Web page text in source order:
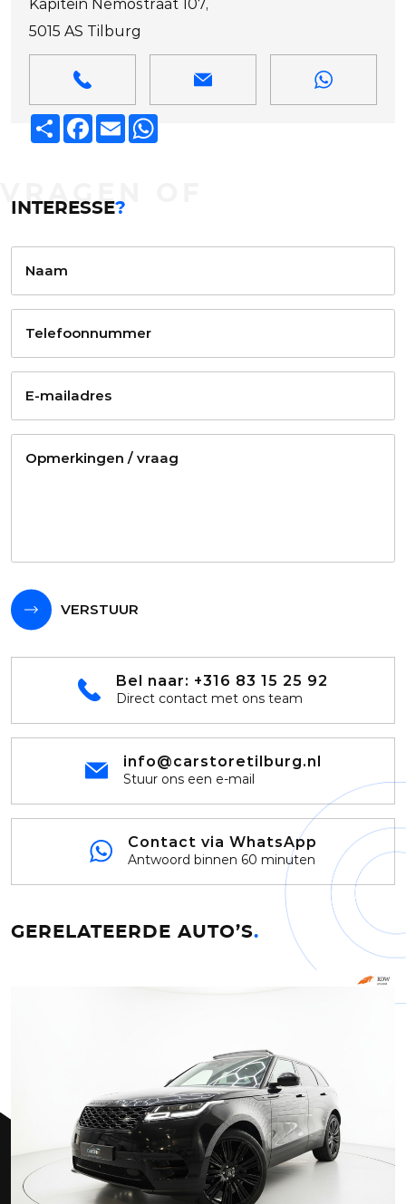
Kapitein Nemostraat 107,
5015 AS Tilburg
Deel Facebook
Email
INTERESSE?
VERSTUUR
Bel naar: +316 83 15 25 92
Direct contact met ons team
info@carstoretilburg.nl
Stuur ons een e-mail
Contact via WhatsApp
Antwoord binnen 60 minuten
GERELATEERDE AUTO’S.